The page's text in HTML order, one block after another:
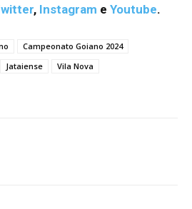
, Instagram e Youtube.
Campeonato Goiano 2024
Jataiense
Vila Nova